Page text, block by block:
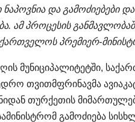
ნაპოვნია და
ამ პროცესის
პრემიერ-
მუნიციპალიტეტში,
თვითმფრინავმა
თურქეთის
გამოძიება